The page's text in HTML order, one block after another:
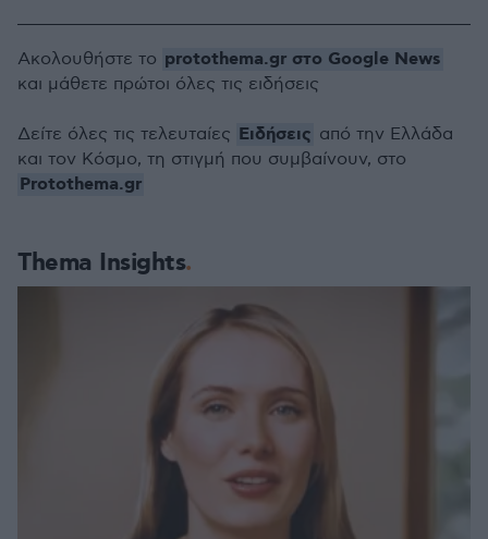
Thema Insights
Ακολουθήστε το protothema.gr στο Google News
και μάθετε πρώτοι όλες τις ειδήσεις
Δείτε όλες τις τελευταίες Ειδήσεις από την Ελλάδα
και τον Κόσμο, τη στιγμή που συμβαίνουν, στο
Protothema.gr